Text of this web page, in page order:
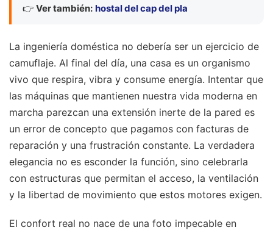
👉 Ver también: hostal del cap del pla
La ingeniería doméstica no debería ser un ejercicio de
camuflaje. Al final del día, una casa es un organismo
vivo que respira, vibra y consume energía. Intentar que
las máquinas que mantienen nuestra vida moderna en
marcha parezcan una extensión inerte de la pared es
un error de concepto que pagamos con facturas de
reparación y una frustración constante. La verdadera
elegancia no es esconder la función, sino celebrarla
con estructuras que permitan el acceso, la ventilación
y la libertad de movimiento que estos motores exigen.
El confort real no nace de una foto impecable en